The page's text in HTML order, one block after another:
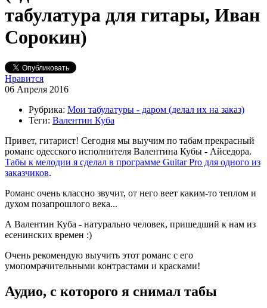
табулатура для гитары, Иван
Сорокин)
Нравится
06 Апреля 2016
Рубрика: Мои табулатуры - даром (делал их на заказ)
Теги: Валентин Куба
Привет, гитарист! Сегодня мы выучим по табам прекрасный
романс одесского исполнителя Валентина Кубы - Айседора.
Табы к мелодии я сделал в программе Guitar Pro для одного из
заказчиков.
Романс очень классно звучит, от него веет каким-то теплом и
духом позапрошлого века...
А Валентин Куба - натурально человек, пришедший к нам из
есенинских времен :)
Очень рекомендую выучить этот романс с его
умопомрачительными контрастами и красками!
Аудио, с которого я снимал табы